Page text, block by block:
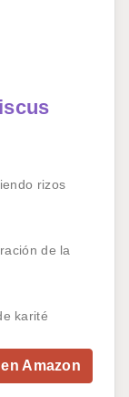
rizos
de la
karité
Amazon